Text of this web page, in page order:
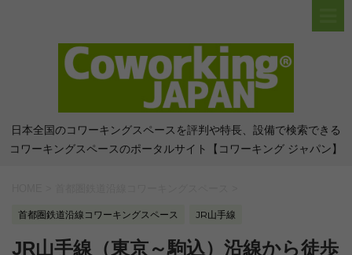
日本全国のコワーキングスペースを評判や特長、設備で検索できる
コワーキングスペースのポータルサイト【コワーキング ジャパン】
首都圏鉄道沿線コワーキングスペース JR山手線
JR山手線（東京～駒込）沿線から徒歩